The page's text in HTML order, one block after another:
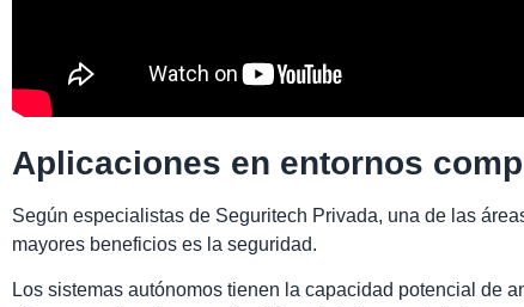
Aplicaciones en entornos
Según especialistas de Seguritech Privada, una de las
mayores beneficios es la seguridad.
Los sistemas autónomos tienen la capacidad potencial de